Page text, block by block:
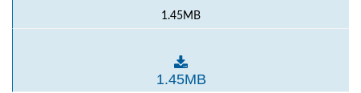
1.45MB
Najczęstsze naruszenia podczas transportu owiec
1.45MB